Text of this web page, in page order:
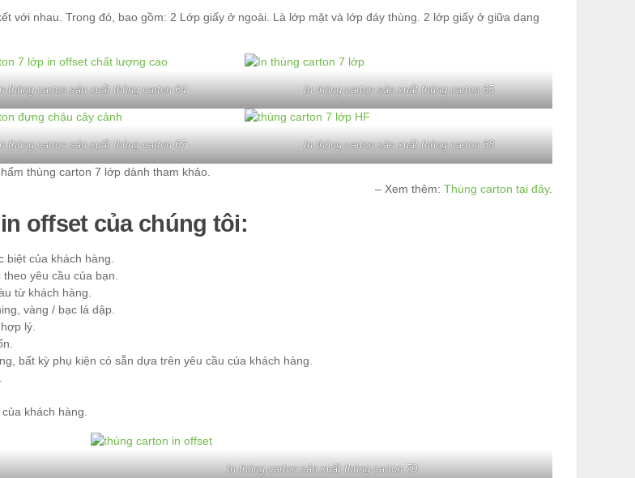
với nhau. Trong đó, bao gồm: 2 Lớp giấy ở ngoài. Là lớp mặt và lớp đáy thùng. 2 lớp giấy ở giữa dạng
thùng carton sản xuất thùng carton 64 In thùng carton sản xuất thùng carton 65
thùng carton sản xuất thùng carton 67 In thùng carton sản xuất thùng carton 68
thùng carton 7 lớp dành tham khảo.
– Xem thêm: Thùng carton tại đây.
offset của chúng tôi:
biệt của khách hàng.
yêu cầu của bạn.
từ khách hàng.
vàng / bạc lá dập.
lý.
bất kỳ phụ kiện có sẵn dựa trên yêu cầu của khách hàng.
khách hàng.
In thùng carton sản xuất thùng carton 70